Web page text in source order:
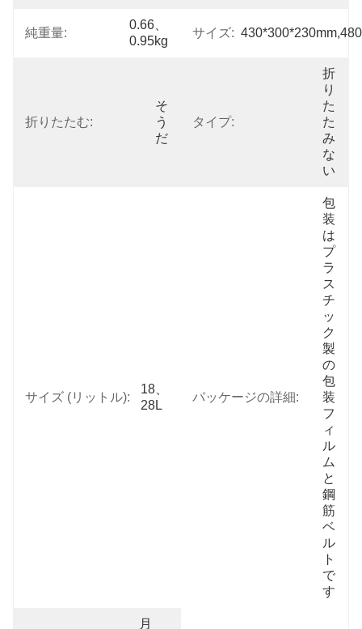
純重量:
0.66、
0.95kg
サイズ:
折りたたむ:
そ
う
だ
タイプ:
折
り
た
た
み
な
い
サイズ (リットル):
18、
28L
パッケージの詳細:
包
装
は
プ
ラ
ス
チ
ッ
ク
製
の
包
装
フ
ィ
ル
ム
と
鋼
筋
ベ
ル
ト
で
す
月